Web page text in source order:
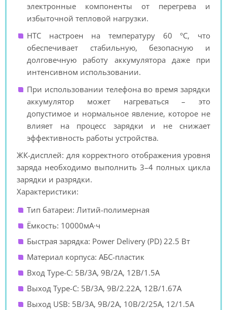
электронные компоненты от перегрева и
избыточной тепловой нагрузки.
НТС настроен на температуру 60 °C, что
обеспечивает стабильную, безопасную и
долговечную работу аккумулятора даже при
интенсивном использовании.
При использовании телефона во время зарядки
аккумулятор может нагреваться – это
допустимое и нормальное явление, которое не
влияет на процесс зарядки и не снижает
эффективность работы устройства.
ЖК-дисплей: для корректного отображения уровня
заряда необходимо выполнить 3–4 полных цикла
зарядки и разрядки.
Характеристики:
Тип батареи: Литий-полимерная
Ёмкость: 10000мА·ч
Быстрая зарядка: Power Delivery (PD) 22.5 Вт
Материал корпуса: АБС-пластик
Вход Type-C: 5В/3А, 9В/2А, 12В/1.5А
Выход Type-C: 5В/3A, 9В/2.22A, 12В/1.67A
Выход USB: 5В/3A, 9В/2A, 10В/2/25A, 12/1.5A